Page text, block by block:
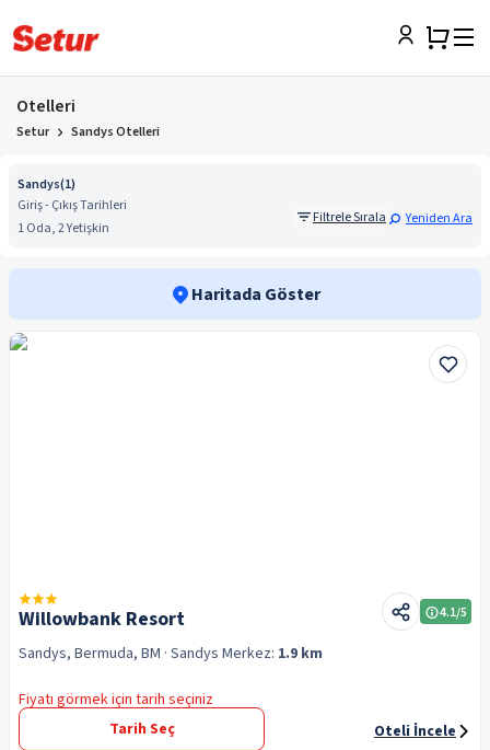
Otelleri
Setur Sandys Otelleri
Sandys(1)
Giriş - Çıkış Tarihleri
1 Oda, 2 Yetişkin
Filtrele Sırala Yeniden Ara
Haritada Göster
Willowbank Resort 4.1/5
Sandys, Bermuda, BM · Sandys Merkez: 1.9 km
Fiyatı görmek için tarih seçiniz
Tarih Seç
Oteli İncele